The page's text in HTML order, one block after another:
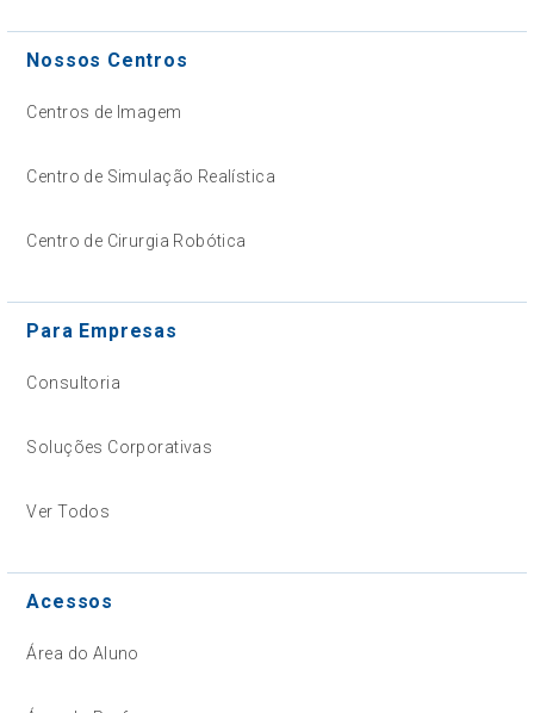
Nossos Centros
Centros de Imagem
Centro de Simulação Realística
Centro de Cirurgia Robótica
Para Empresas
Consultoria
Soluções Corporativas
Ver Todos
Acessos
Área do Aluno